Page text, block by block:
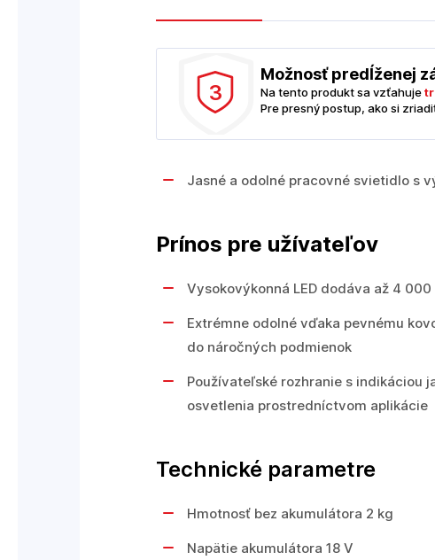
3
Možnosť predĺženej
Na tento produkt sa vzťahuje
Pre presný postup, ako si
Jasné a odolné pracovné svietidlo s
Prínos pre užívateľov
Vysokovýkonná LED dodáva až 4
Extrémne odolné vďaka pevnému
do náročných podmienok
Používateľské rozhranie s indikáciou
osvetlenia prostredníctvom aplikácie
Technické parametre
Hmotnosť bez akumulátora 2 kg
Napätie akumulátora 18 V